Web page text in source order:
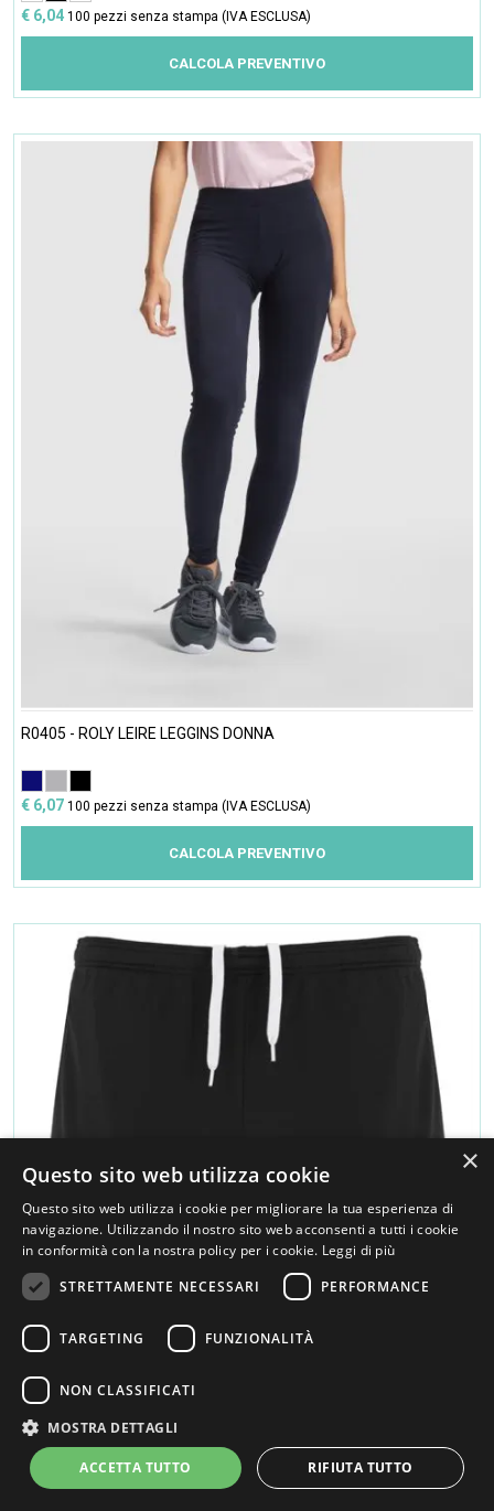
€ 6,04 100 pezzi senza stampa (IVA ESCLUSA)
CALCOLA PREVENTIVO
R0405 - ROLY LEIRE LEGGINS DONNA
€ 6,07 100 pezzi senza stampa (IVA ESCLUSA)
CALCOLA PREVENTIVO
R0418 - ROLY LAZIO PANTALONCINO UOMO
€ 6,59 100 pezzi senza stampa (IVA ESCLUSA)
×
Questo sito web utilizza cookie
Questo sito web utilizza i cookie per migliorare la tua esperienza di
navigazione. Utilizzando il nostro sito web acconsenti a tutti i cookie
in conformità con la nostra policy per i cookie. Leggi di più
STRETTAMENTE NECESSARI
PERFORMANCE
TARGETING FUNZIONALITÀ
NON CLASSIFICATI
MOSTRA DETTAGLI
ACCETTA TUTTO RIFIUTA TUTTO